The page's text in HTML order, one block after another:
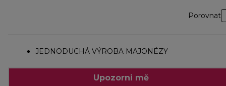
Porovnat
JEDNODUCHÁ VÝROBA MAJONÉZY
Upozorni mě